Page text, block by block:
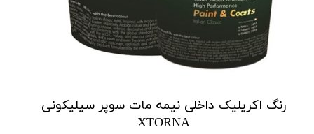
رنگ اکریلیک داخلی نیمه مات سوپر سیلیکونی
XTORNA